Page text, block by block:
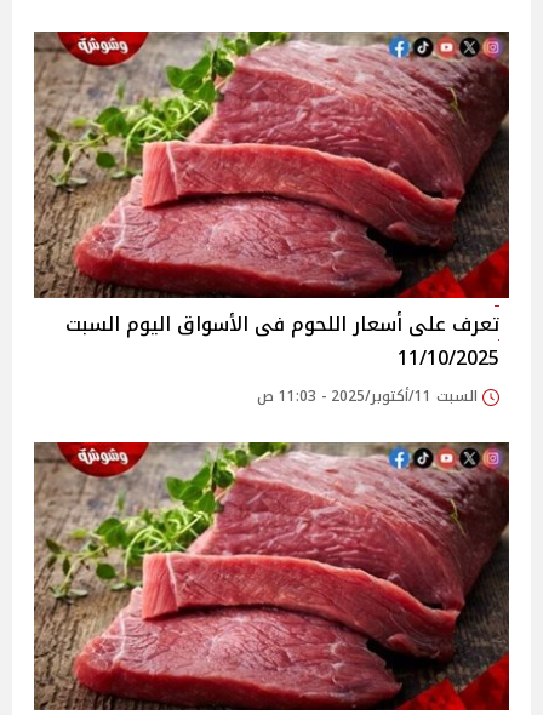
تعرف على أسعار اللحوم فى الأسواق‎‎ اليوم السبت
11/10/2025
السبت 11/أكتوبر/2025 - 11:03 ص